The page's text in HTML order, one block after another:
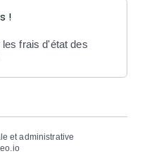
!
frais d'état des
et administrative